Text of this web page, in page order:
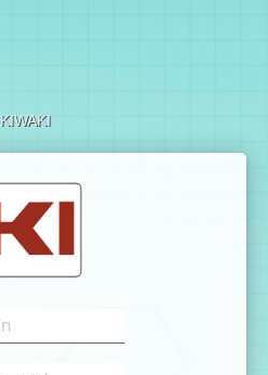
KIWAKI